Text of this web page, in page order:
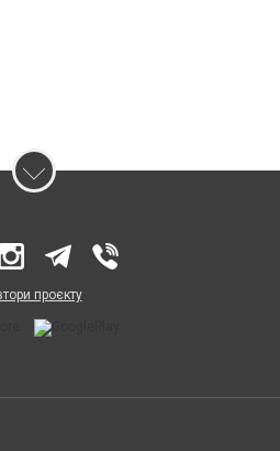
проєкту